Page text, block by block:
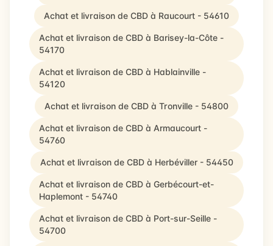
Achat et livraison de CBD à Raucourt - 54610
Achat et livraison de CBD à Barisey-la-Côte -
54170
Achat et livraison de CBD à Hablainville -
54120
Achat et livraison de CBD à Tronville - 54800
Achat et livraison de CBD à Armaucourt -
54760
Achat et livraison de CBD à Herbéviller - 54450
Achat et livraison de CBD à Gerbécourt-et-
Haplemont - 54740
Achat et livraison de CBD à Port-sur-Seille -
54700